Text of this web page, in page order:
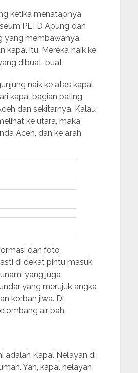
ketika menatapnya
PLTD Apung dan
yang membawanya.
kapal itu. Mereka naik ke
dibuat-buat.
naik ke atas kapal.
kapal bagian paling
dan sekitarnya. Kalau
ke utara, maka
Aceh, dan ke arah
dan foto
di dekat pintu masuk.
yang juga
yang merujuk angka
korban jiwa. Di
air bah.
adalah Kapal Nelayan di
Yah, kapal nelayan